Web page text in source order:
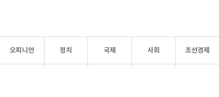
오피니언 정치 국제 사회 조선경제